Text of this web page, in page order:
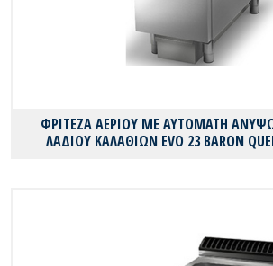
ΦΡΙΤΕΖΑ ΑΕΡΙΟΥ ΜΕ ΑΥΤΟΜΑΤΗ
ΛΑΔΙΟΥ ΚΑΛΑΘΙΩΝ EVO 23 BARON